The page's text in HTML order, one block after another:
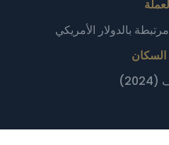
بالدولار الأمريكي
السكان